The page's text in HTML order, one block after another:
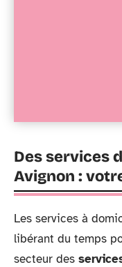
Des services
Avignon :
Les services à
libérant du temps
secteur des